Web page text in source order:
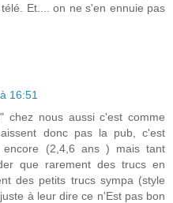
Et.... on ne s'en ennuie pas
16:51
chez nous aussi c'est comme
donc pas la pub, c'est
encore (2,4,6 ans ) mais tant
que rarement des trucs en
des petits trucs sympa (style
à leur dire ce n'Est pas bon